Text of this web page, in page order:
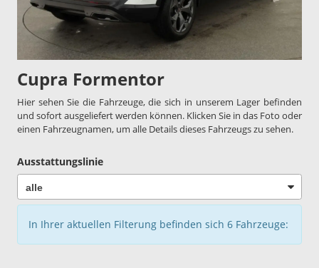
Cupra Formentor
Hier sehen Sie die Fahrzeuge, die sich in unserem Lager befinden
und sofort ausgeliefert werden können. Klicken Sie in das Foto oder
einen Fahrzeugnamen, um alle Details dieses Fahrzeugs zu sehen.
Ausstattungslinie
In Ihrer aktuellen Filterung befinden sich 6 Fahrzeuge: